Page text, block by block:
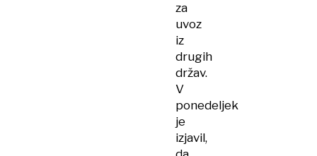
za
uvoz
iz
drugih
držav.
V
ponedeljek
je
izjavil,